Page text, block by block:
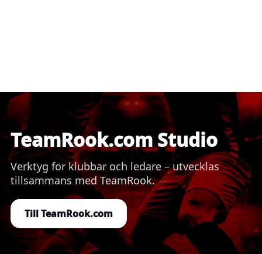
TeamRook.com Studio
Verktyg för klubbar och ledare – utvecklas
tillsammans med TeamRook.
Till TeamRook.com